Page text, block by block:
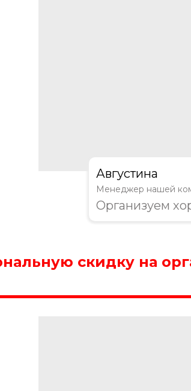
Августина
Организуем
Менеджер нашей
скидку на